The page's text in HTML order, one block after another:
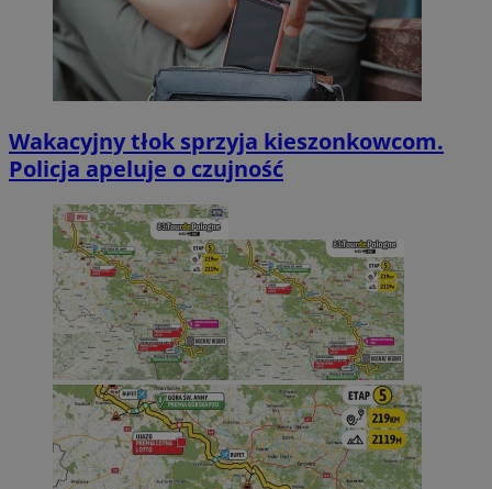
Wakacyjny tłok sprzyja kieszonkowcom.
Policja apeluje o czujność